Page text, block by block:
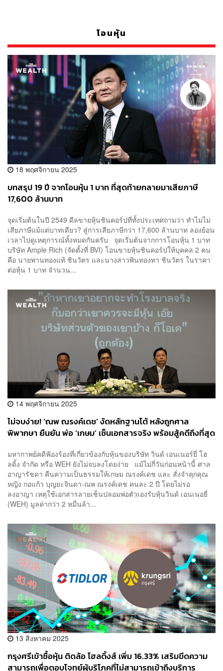
โอนหุ้น
18 พฤศจิกายน 2025
บทสรุป 19 ปี จากโอนหุ้น 1 บาท ที่สุดท้ายกลายมาเสียภาษี
17,600 ล้านบาท
จุดเริ่มต้นในปี 2549 ดีลขายหุ้นชินคอร์ปที่ทั้งประเทศถามว่า ทำไมไม่
เสียภาษีแม้แต่บาทเดียว? สู่การเสียภาษีกว่า 17,600 ล้านบาท ลองย้อน
เวลาไปดูเหตุการณ์ทั้งหมดกันครับ จุดเริ่มต้นจากการโอนหุ้น 1 บาท
บริษัท Ample Rich (จัดตั้งที่ BVI) โอนขายหุ้นชินคอร์ปให้บุคคล 2 คน
คือ นายพานทองแท้ ชินวัตร และนางสาวพินทองทา ชินวัตร ในราคา
ต่อหุ้น 1 บาท จำนวน...
14 พฤศจิกายน 2025
ไม่จบง่าย! ‘ณพ ณรงค์เดช’ งัดหลักฐานโต้ หลังถูกศาล
พิพากษา ยืนยัน พ่อ ‘เกษม’ เซ็นเอกสารจริง พร้อมสู้คดีถึงที่สุด
มหากาพย์คดีฟ้องร้องที่เกี่ยวข้องกับหุ้นของบริษัท วินด์ เอนเนอร์ยี่ โฮ
ลดิ้ง จำกัด หรือ WEH ยังไม่จบลงโดยง่าย แม้ไม่กี่วันก่อนหน้านี้ ศาล
อาญารัชดา คืนความเป็นธรรมให้เกษม ณรงค์เดช และ สั่งจําคุกคุณ
หญิง กอแก้ว บุญยะจินดา-ณพ ณรงค์เดช คนละ 2 ปี โดยไม่รอ
ลงอาญา เหตุใช้เอกสารลายเซ็นปลอมพ่อตัวเองรับหุ้นวินด์ เอนเนอยี่
(WEH) มูลค่ากว่า 2 หมื่นล้า...
13 สิงหาคม 2025
กรุงศรีเข้าซื้อหุ้น ติดล้อ โฮลดิ้งส์ เพิ่ม 16.33% เสริมขีดความ
สามารถเพื่อตอบโจทย์ผู้บริโภคที่ไม่สามารถเข้าถึงบริการ